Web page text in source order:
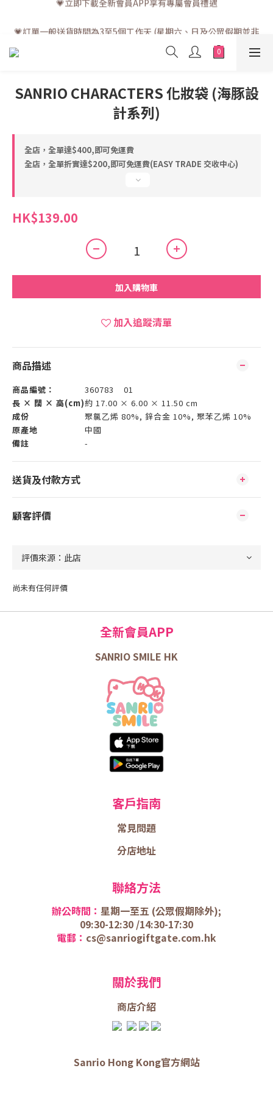
工作天)
SANRIO CHARACTERS 化妝袋 (海豚設
計系列)
全店，全單達$400,即可免運費
全店，全單折實達$200,即可免運費(EASY TRADE 交收中心)
HK$139.00
加入購物車
加入追蹤清單
商品描述
商品編號：
360783 01
長 × 闊 × 高(cm)約 17.00 × 6.00 × 11.50 cm
成份
聚氯乙烯 80%, 鋅合金 10%, 聚苯乙烯 10%
原產地
中國
備註
-
送貨及付款方式
顧客評價
尚未有任何評價
全新會員APP
SANRIO SMILE HK
客戶指南
常見問題
分店地址
聯絡方法
辦公時間： 星期一至五 (公眾假期除外);
09:30-12:30 /14:30-17:30
電郵： cs@sanriogiftgate.com.hk
關於我們
商店介紹
Sanrio Hong Kong官方網站